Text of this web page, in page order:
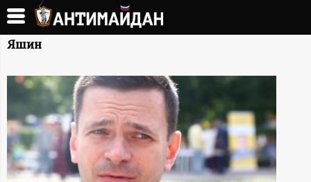
Перейти
основному
А
Н
Т
И
Яшин